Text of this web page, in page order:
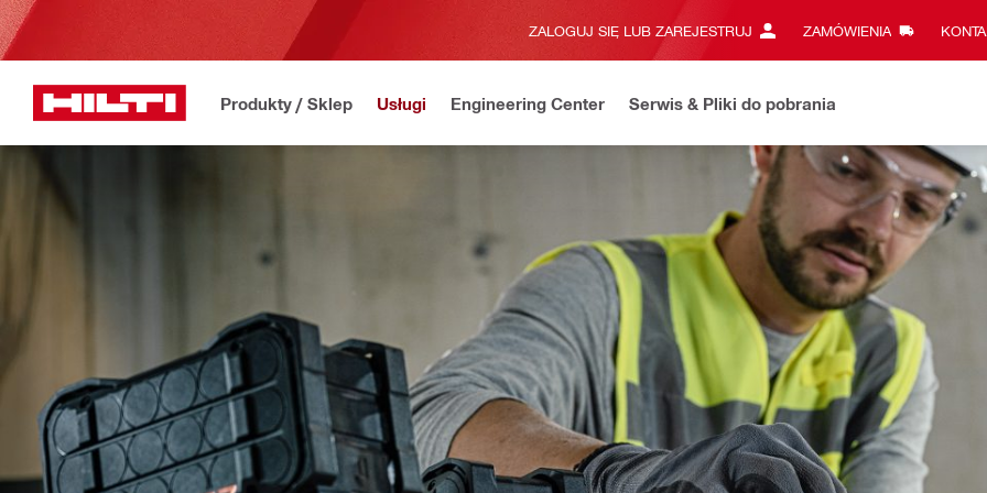
ZALOGUJ SIĘ LUB ZAREJESTRUJ ZAMÓWIENIA
Produkty / Sklep Usługi Engineering Center Serwis & Pliki do pobrania